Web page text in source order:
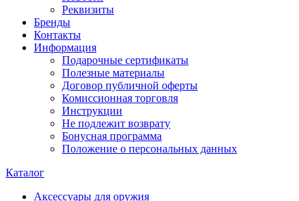
Реквизиты
Бренды
Контакты
Информация
Подарочные сертификаты
Полезные материалы
Договор публичной оферты
Комиссионная торговля
Инструкции
Не подлежит возврату
Бонусная программа
Положение о персональных данных
Каталог
Аксессуары для оружия